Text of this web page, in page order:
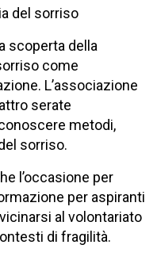
del sorriso
scoperta della
come
L’associazione
serate
metodi,
sorriso.
l’occasione per
per aspiranti
al volontariato
di fragilità.